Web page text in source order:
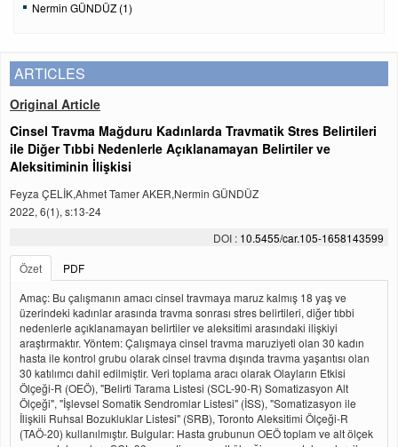
Nermin GÜNDÜZ (1)
ARTICLES
Original Article
Cinsel Travma Mağduru Kadınlarda Travmatik Stres Belirtileri
ile Diğer Tıbbi Nedenlerle Açıklanamayan Belirtiler ve
Aleksitiminin İlişkisi
Feyza ÇELİK,Ahmet Tamer AKER,Nermin GÜNDÜZ
2022, 6(1), s:13-24
DOI : 10.5455/car.105-1658143599
Özet
PDF
Amaç: Bu çalışmanın amacı cinsel travmaya maruz kalmış 18 yaş ve
üzerindeki kadınlar arasında travma sonrası stres belirtileri, diğer tıbbi
nedenlerle açıklanamayan belirtiler ve aleksitimi arasındaki ilişkiyi
araştırmaktır. Yöntem: Çalışmaya cinsel travma maruziyeti olan 30 kadın
hasta ile kontrol grubu olarak cinsel travma dışında travma yaşantısı olan
30 katılımcı dahil edilmiştir. Veri toplama aracı olarak Olayların Etkisi
Ölçeği-R (OEÖ), "Belirti Tarama Listesi (SCL-90-R) Somatizasyon Alt
Ölçeği", "İşlevsel Somatik Sendromlar Listesi" (İSS), "Somatizasyon ile
İlişkili Ruhsal Bozukluklar Listesi" (SRB), Toronto Aleksitimi Ölçeği-R
(TAÖ-20) kullanılmıştır. Bulgular: Hasta grubunun OEÖ toplam ve alt ölçek